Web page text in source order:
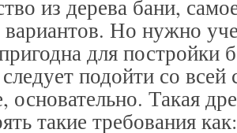
из дерева бани,
Но нужно
для постройки
подойти со всей
основательно. Такая
такие требования